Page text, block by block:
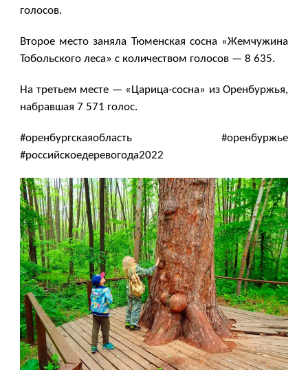
голосов.
Второе место заняла Тюменская сосна «Жемчужина
Тобольского леса» с количеством голосов — 8 635.
На третьем месте — «Царица-сосна» из Оренбуржья,
набравшая 7 571 голос.
#оренбургскаяобласть #оренбуржье
#российскоедеревогода2022